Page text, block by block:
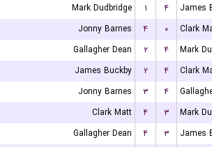
Mark Dudbridge
۱ ۴
James
Jonny Barnes
۴ ۰
Clark
Gallagher Dean
۲ ۴
Mark
James Buckby
۲ ۴
Clark
Jonny Barnes
۳ ۴
Clark Matt
۴ ۳
Mark
Gallagher Dean
۴ ۳
James